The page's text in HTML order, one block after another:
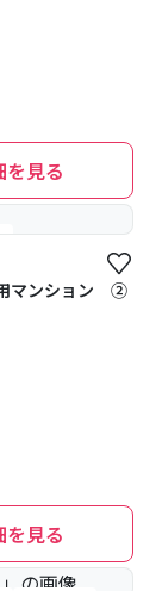
を見る
マンション ②
を見る